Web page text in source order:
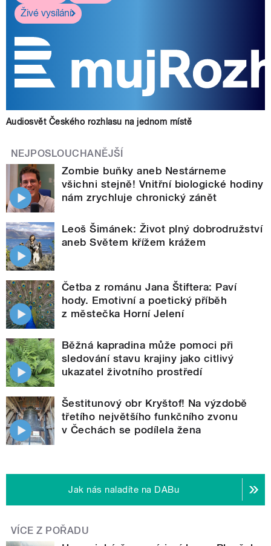
Živé vysílání
Audiosvět Českého rozhlasu na jednom místě
NEJPOSLOUCHANĚJŠÍ
Zombie buňky aneb Nestárneme
všichni stejně! Vnitřní biologické hodiny
nám zrychluje chronický zánět
Leoš Šimánek: Život plný dobrodružství
aneb Světem křížem krážem
Četba z románu Jana Štiftera: Paví
hody. Emotivní a poetický příběh
z městečka Horní Jelení
Běžná kapradina může pomoci při
sledování stavu krajiny jako citlivý
ukazatel životního prostředí
Šestitunový obr Kryštof! Na výzdobě
třetího největšího funkčního zvonu
v Čechách se podílela žena
Jak nás naladíte na DABu
VÍCE Z POŘADU